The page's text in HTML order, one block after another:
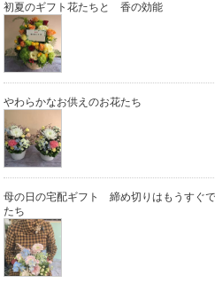
初夏のギフト花たちと 香の効能
やわらかなお供えのお花たち
母の日の宅配ギフト 締め切りはもうすぐ
たち